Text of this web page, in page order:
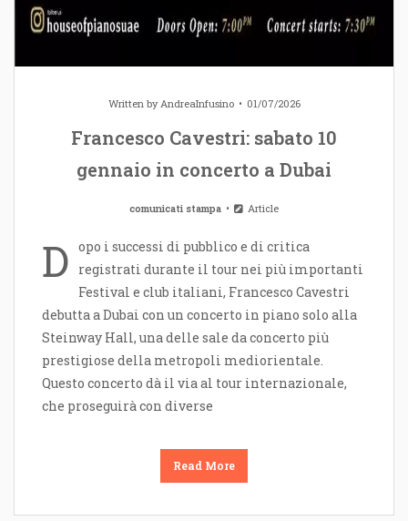
Written byAndreaInfusino 01/07/2026
Francesco Cavestri: sabato 10
gennaio in concerto a Dubai
comunicati stampa Article
D opo i successi di pubblico e di critica
registrati durante il tour nei più importanti
Festival e club italiani, Francesco Cavestri
debutta a Dubai con un concerto in piano solo alla
Steinway Hall, una delle sale da concerto più
prestigiose della metropoli mediorientale.
Questo concerto dà il via al tour internazionale,
che proseguirà con diverse
Read More